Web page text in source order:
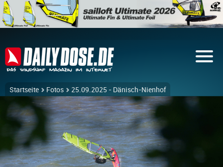
Startseite Fotos 25.09.2025 - Dänisch-Nienhof